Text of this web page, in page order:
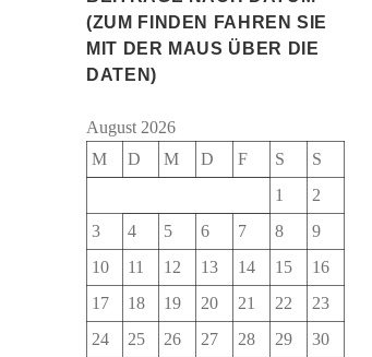
(ZUM FINDEN FAHREN SIE
MIT DER MAUS ÜBER DIE
DATEN)
August 2026
M
D M D F S
S
1
2
3
4 5 6 7 8
9
10
11 12 13 14 15
16
17
18 19 20 21 22
23
24
25 26 27 28 29
30